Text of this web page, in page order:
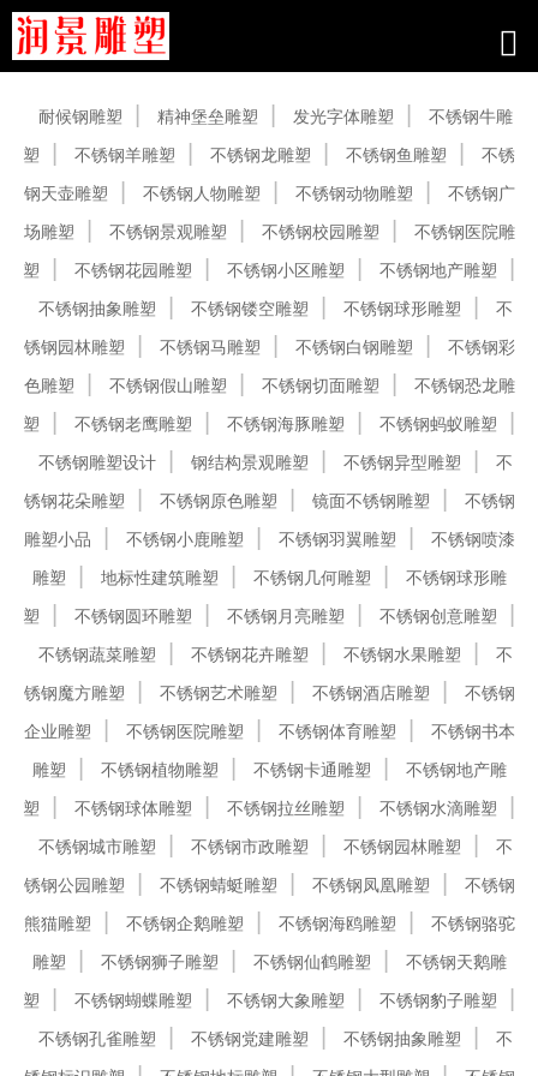
耐候钢雕塑 精神堡垒雕塑 发光字体雕塑
不锈钢牛雕
塑
不锈钢羊雕塑 不锈钢龙雕塑 不锈钢鱼雕塑
不锈
钢天壶雕塑
不锈钢人物雕塑 不锈钢动物雕塑
不锈钢广
场雕塑
不锈钢景观雕塑 不锈钢校园雕塑
不锈钢医院雕
塑
不锈钢花园雕塑 不锈钢小区雕塑
不锈钢地产雕塑
不锈钢抽象雕塑
不锈钢镂空雕塑 不锈钢球形雕塑
不
锈钢园林雕塑
不锈钢马雕塑 不锈钢白钢雕塑
不锈钢彩
色雕塑
不锈钢假山雕塑 不锈钢切面雕塑
不锈钢恐龙雕
塑
不锈钢老鹰雕塑 不锈钢海豚雕塑
不锈钢蚂蚁雕塑
不锈钢雕塑设计
钢结构景观雕塑 不锈钢异型雕塑
不
锈钢花朵雕塑
不锈钢原色雕塑 镜面不锈钢雕塑
不锈钢
雕塑小品
不锈钢小鹿雕塑 不锈钢羽翼雕塑
不锈钢喷漆
雕塑
地标性建筑雕塑 不锈钢几何雕塑
不锈钢球形雕
塑
不锈钢圆环雕塑 不锈钢月亮雕塑
不锈钢创意雕塑
不锈钢蔬菜雕塑
不锈钢花卉雕塑 不锈钢水果雕塑
不
锈钢魔方雕塑
不锈钢艺术雕塑 不锈钢酒店雕塑
不锈钢
企业雕塑
不锈钢医院雕塑 不锈钢体育雕塑
不锈钢书本
雕塑
不锈钢植物雕塑 不锈钢卡通雕塑
不锈钢地产雕
塑
不锈钢球体雕塑 不锈钢拉丝雕塑
不锈钢水滴雕塑
不锈钢城市雕塑
不锈钢市政雕塑 不锈钢园林雕塑
不
锈钢公园雕塑
不锈钢蜻蜓雕塑 不锈钢凤凰雕塑
不锈钢
熊猫雕塑
不锈钢企鹅雕塑 不锈钢海鸥雕塑
不锈钢骆驼
雕塑
不锈钢狮子雕塑 不锈钢仙鹤雕塑
不锈钢天鹅雕
塑
不锈钢蝴蝶雕塑 不锈钢大象雕塑
不锈钢豹子雕塑
不锈钢孔雀雕塑
不锈钢党建雕塑 不锈钢抽象雕塑
不